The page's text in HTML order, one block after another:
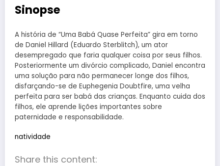
Sinopse
A história de “Uma Babá Quase Perfeita” gira em torno
de Daniel Hillard (Eduardo Sterblitch), um ator
desempregado que faria qualquer coisa por seus filhos.
Posteriormente um divórcio complicado, Daniel encontra
uma solução para não permanecer longe dos filhos,
disfarçando-se de Euphegenia Doubtfire, uma velha
perfeita para ser babá das crianças. Enquanto cuida dos
filhos, ele aprende lições importantes sobre
paternidade e responsabilidade.
natividade
Share this content: